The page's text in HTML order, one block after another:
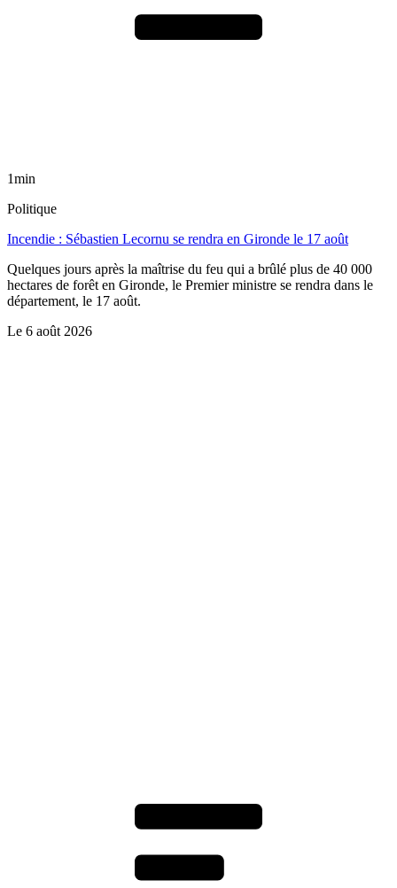
1min
Politique
Incendie : Sébastien Lecornu se rendra en Gironde le 17 août
Quelques jours après la maîtrise du feu qui a brûlé plus de 40 000
hectares de forêt en Gironde, le Premier ministre se rendra dans le
département, le 17 août.
Le 6 août 2026